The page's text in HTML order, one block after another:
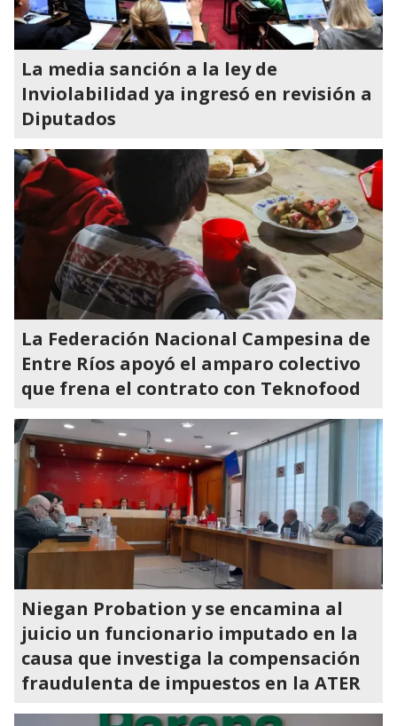
La media sanción a la ley de
Inviolabilidad ya ingresó en revisión a
Diputados
La Federación Nacional Campesina de
Entre Ríos apoyó el amparo colectivo
que frena el contrato con Teknofood
Niegan Probation y se encamina al
juicio un funcionario imputado en la
causa que investiga la compensación
fraudulenta de impuestos en la ATER